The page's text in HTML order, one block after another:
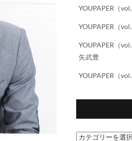
YOUPAPER（
YOUPAPER（
YOUPAPER（
矢武豊
YOUPAPER（
カ